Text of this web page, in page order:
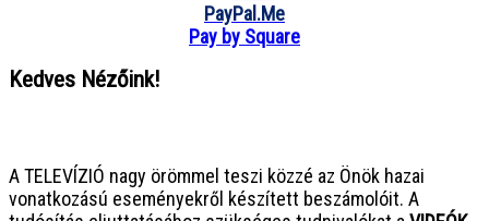
PayPal.Me
Pay by Square
Kedves Nézőink!
A TELEVÍZIÓ nagy örömmel teszi közzé az Önök hazai
vonatkozású eseményekről készített beszámolóit. A